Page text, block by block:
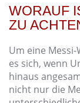
WORAUF
ZU
Um eine
es sich, wenn
hinaus
nicht nur die